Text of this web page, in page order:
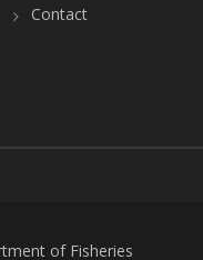
Contact
of Fisheries